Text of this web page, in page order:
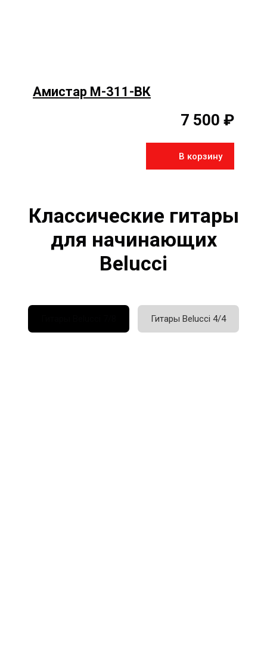
Амистар М-311-ВК
7 500 ₽
В корзину
Классические гитары
для начинающих
Belucci
Гитары Belucci 4/4